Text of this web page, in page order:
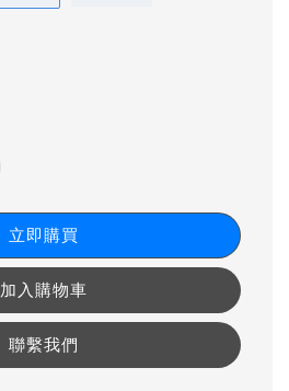
立即購買
加入購物車
聯繫我們